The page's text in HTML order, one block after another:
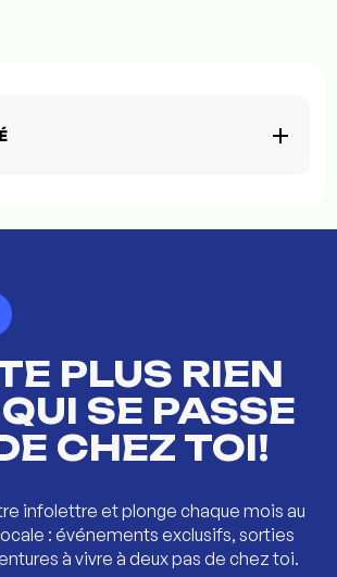
PLUS RIEN
SE PASSE
CHEZ TOI!
infolettre et plonge chaque mois au
: événements exclusifs, sorties
à vivre à deux pas de chez toi.